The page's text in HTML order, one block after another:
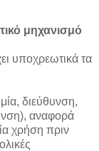
μηχανισμό
υποχρεωτικά τα
διεύθυνση,
αναφορά
χρήση πριν